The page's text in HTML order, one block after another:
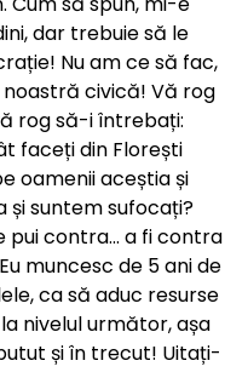
dar trebuie să le
Nu am ce să fac,
civică! Vă rog
rog să-i întrebați:
faceți din Florești
oamenii aceștia și
și suntem sufocați?
pui contra… a fi contra
muncesc de 5 ani de
ca să aduc resurse
nivelul următor, așa
și în trecut! Uitați-